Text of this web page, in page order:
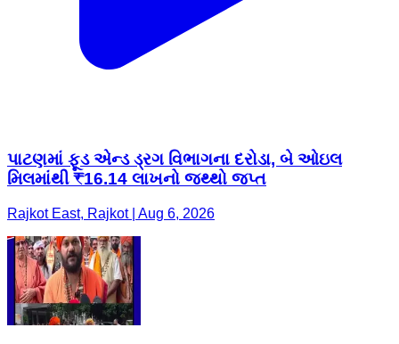
પાટણમાં ફૂડ એન્ડ ડ્રગ વિભાગના દરોડા, બે ઓઇલ
મિલમાંથી ₹16.14 લાખનો જથ્થો જપ્ત
Rajkot East, Rajkot | Aug 6, 2026